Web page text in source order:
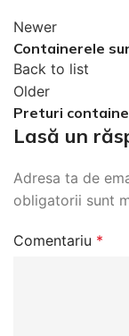
Newer
Containerele
Back to list
Older
Preturi
Lasă un
Adresa ta de
obligatorii sunt
Comentariu *